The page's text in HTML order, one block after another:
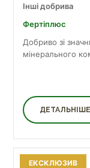
Інші добрива
Фертіплюс
Добриво зі
мінерального
ДЕТАЛЬНІШЕ
ЕКСКЛЮЗИВ